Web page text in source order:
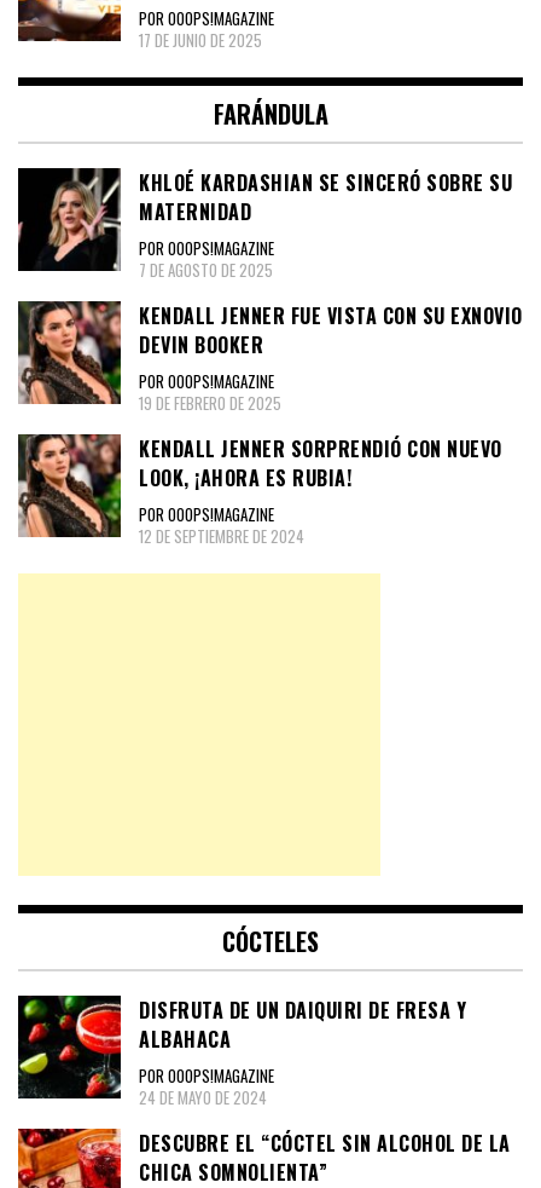
POR OOOPS!MAGAZINE
17 DE JUNIO DE 2025
FARÁNDULA
KHLOÉ KARDASHIAN SE SINCERÓ SOBRE SU
MATERNIDAD
POR OOOPS!MAGAZINE
7 DE AGOSTO DE 2025
KENDALL JENNER FUE VISTA CON SU EXNOVIO
DEVIN BOOKER
POR OOOPS!MAGAZINE
19 DE FEBRERO DE 2025
KENDALL JENNER SORPRENDIÓ CON NUEVO
LOOK, ¡AHORA ES RUBIA!
POR OOOPS!MAGAZINE
12 DE SEPTIEMBRE DE 2024
CÓCTELES
DISFRUTA DE UN DAIQUIRI DE FRESA Y
ALBAHACA
POR OOOPS!MAGAZINE
24 DE MAYO DE 2024
DESCUBRE EL “CÓCTEL SIN ALCOHOL DE LA
CHICA SOMNOLIENTA”